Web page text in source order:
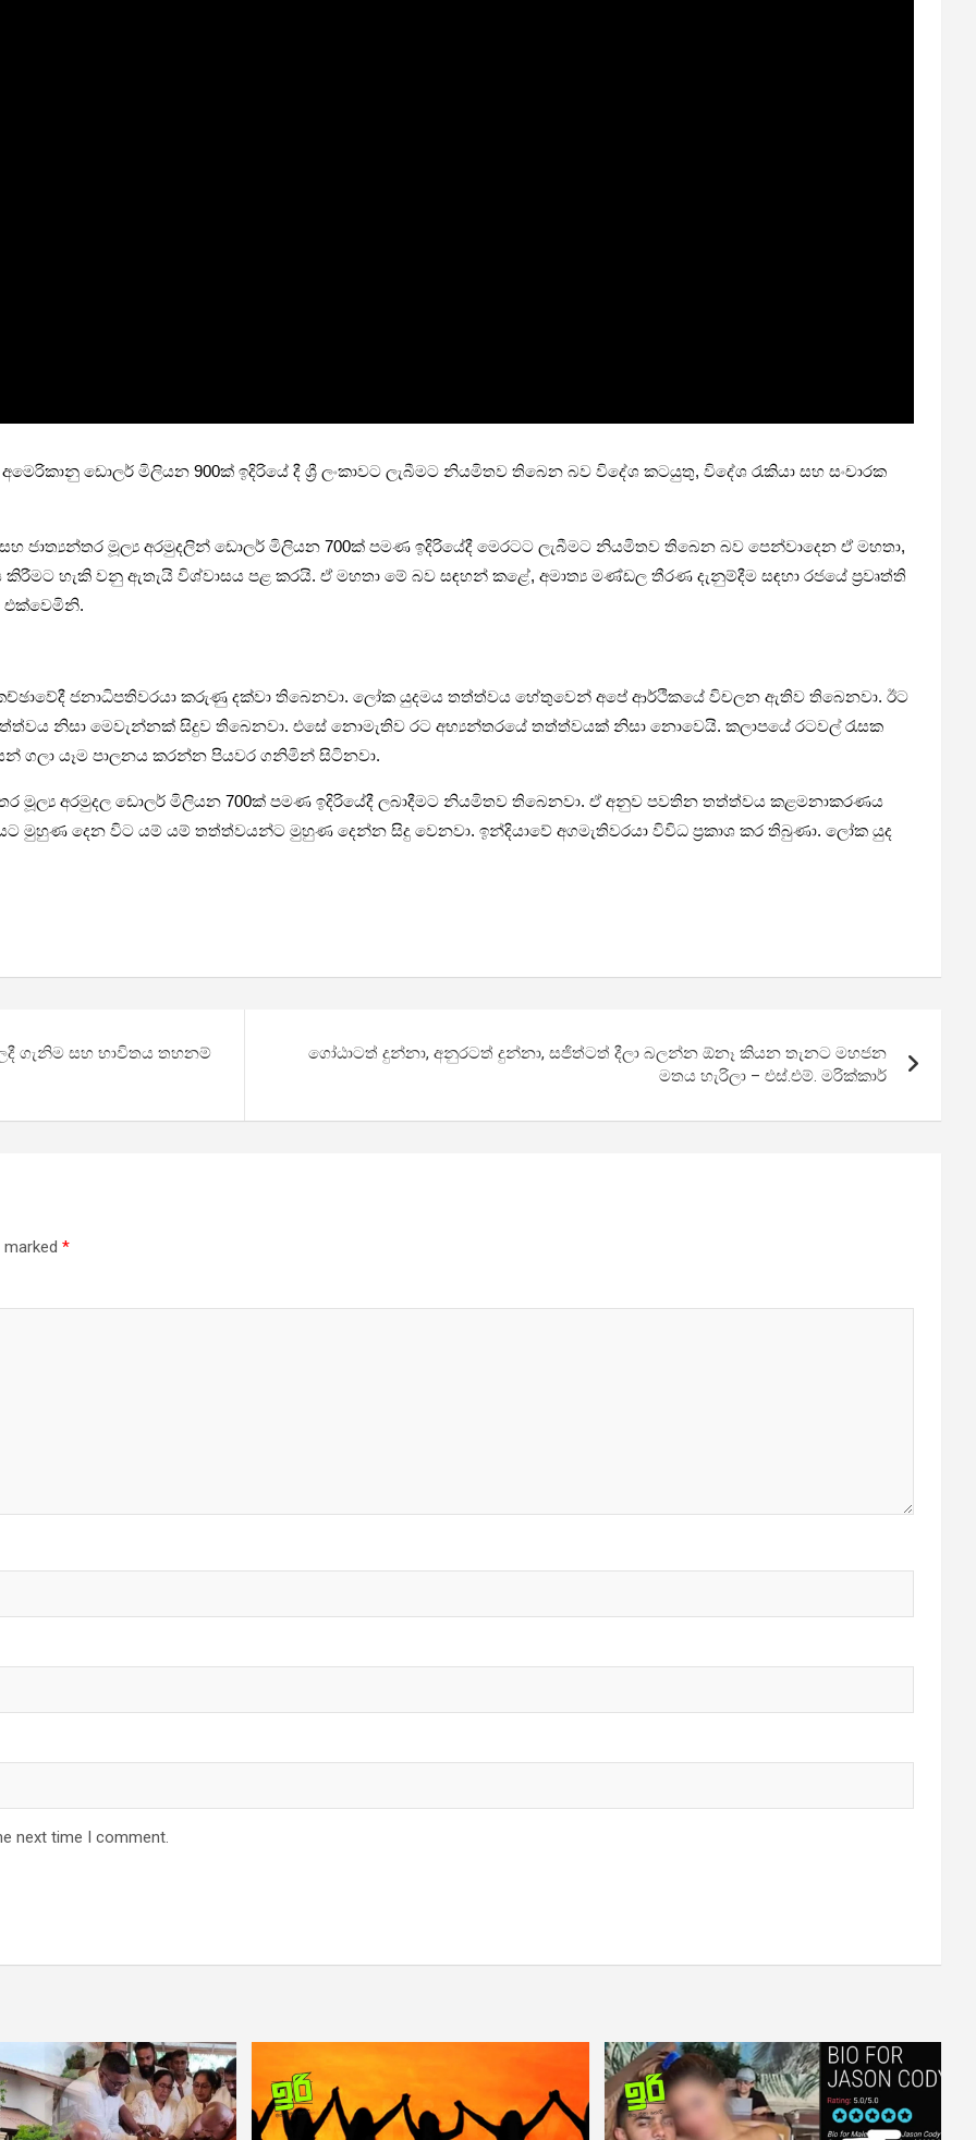
ඩොලර් මිලි­යන 900ක් ඉදි­රියේ දී ශ්‍රී ලංකා­වට ලැබී­මට නිය­මි­තව තිබෙන බව විදේශ කට­යුතු, විදේශ රැකියා සහ සංචා­රක
ජාත්‍ය­න්තර මූල්‍ය අර­මු­ද­ලින් ඩොලර් මිලි­යන 700ක් පමණ ඉදි­රි­යේදී මෙර­ටට ලැබී­මට නිය­මි­තව තිබෙන බව පෙන්වා­දෙන ඒ මහතා,
හැකි වනු ඇතැයි විශ්වා­සය පළ කරයි. ඒ මහතා මේ බව සඳ­හන් කළේ, අමාත්‍ය මණ්ඩල තීරණ දැනු­ම්දීම සඳහා රජයේ ප්‍රවෘත්ති
එක්වෙ­මිනි.
ජනා­ධි­ප­ති­ව­රයා කරුණු දක්වා තිබෙ­නවා. ලෝක යුද­මය තත්ත්වය හේතු­වෙන් අපේ ආර්ථි­කයේ විච­ලන ඇතිව තිබෙ­නවා. ඊට
නිසා මෙවැ­න්නක් සිදුව තිබෙ­නවා. එසේ නොමැ­තිව රට අභ්‍ය­න්ත­රයේ තත්ත්ව­යක් නිසා නොවෙයි. කලා­පයේ රට­වල් රැසක
ගලා යෑම පාල­නය කරන්න පිය­වර ගනි­මින් සිටි­නවා.
මූල්‍ය අර­මු­දල ඩොලර් මිලි­යන 700ක් පමණ ඉදි­රි­යේදී ලබා­දී­මට නිය­මි­තව තිබෙ­නවා. ඒ අනුව පව­තින තත්ත්වය කළ­ම­නා­ක­ර­ණය
දෙන විට යම් යම් තත්ත්ව­යන්ට මුහුණ දෙන්න සිදු වෙනවා. ඉන්දි­යාවේ අග­මැ­ති­ව­රයා විවිධ ප්‍රකාශ කර තිබුණා. ලෝක යුද
ගැනිම සහ භාවිතය තහනම්
ගෝඨාටත් දුන්නා, අනුරටත් දුන්නා, සජිත්ටත් දීලා බලන්න ඕනෑ කියන තැනට මහජන
මතය හැරිලා – එස්.එම්. මරික්කාර්
marked *
next time I comment.